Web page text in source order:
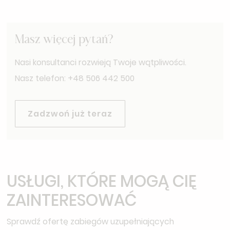
Masz więcej pytań?
Nasi konsultanci rozwieją Twoje wątpliwości.
Nasz telefon: +48 506 442 500
Zadzwoń już teraz
USŁUGI, KTÓRE MOGĄ CIĘ
ZAINTERESOWAĆ
Sprawdź ofertę zabiegów uzupełniających